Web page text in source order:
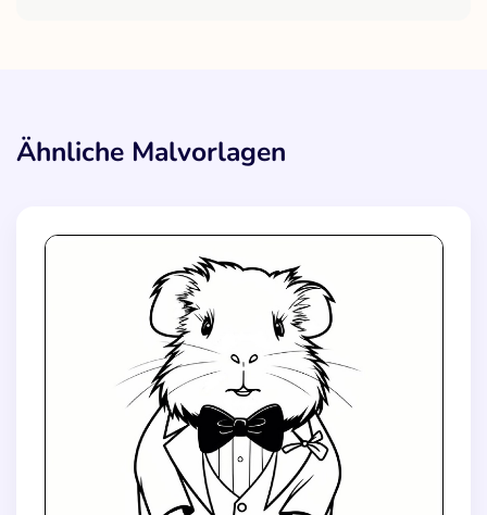
Ähnliche Malvorlagen